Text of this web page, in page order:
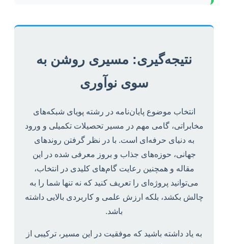
نتیجه‌گیری: مسیری روشن به
سوی نوآوری
انتخاب موضوع پایان‌نامه در رشته پویای شبکه‌های
مخابراتی، گامی مهم در مسیر تحصیلات تکمیلی و ورود
به دنیای حرفه‌ای است. با در نظر گرفتن روندهای
جهانی، حوزه‌های جذاب و بروز معرفی شده در این
مقاله و همچنین رعایت گام‌های کلیدی در انتخاب،
می‌توانید پروژه‌ای را تعریف کنید که نه تنها شما را به
چالش بکشد، بلکه ارزش علمی و کاربردی بالایی داشته
باشد.
به یاد داشته باشید که موفقیت در این مسیر، ترکیبی از